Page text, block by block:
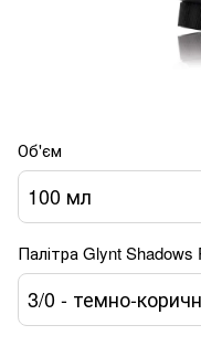
Об'єм
100 мл
Палітра Glynt Shadows
3/0 - темно-